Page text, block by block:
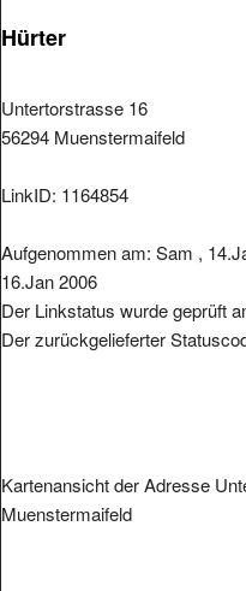
Hürter
Untertorstrasse 16
56294 Muenstermaifeld
LinkID: 1164854
Aufgenommen am: Sam ,
16.Jan 2006
Der Linkstatus wurde geprüft
Der zurückgelieferter
Kartenansicht der Adresse
Muenstermaifeld